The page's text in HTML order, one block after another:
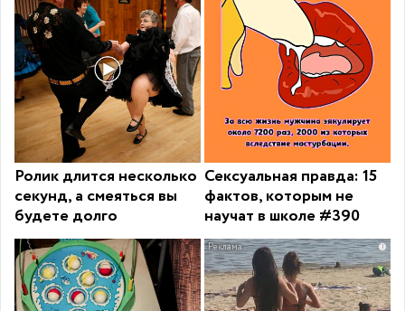
Ролик длится несколько
секунд, а смеяться вы
будете долго
Сексуальная правда: 15
фактов, которым не
научат в школе #390
i